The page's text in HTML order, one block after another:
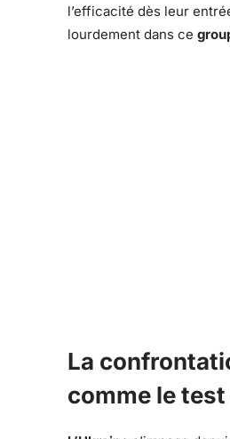
l’efficacité dès leur
lourdement dans ce
La
comme le test